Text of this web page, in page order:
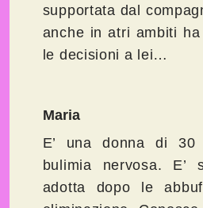
supportata dal
anche in atri ambiti
le decisioni a lei…
Maria
E’ una donna di
bulimia nervosa. E’
adotta dopo le